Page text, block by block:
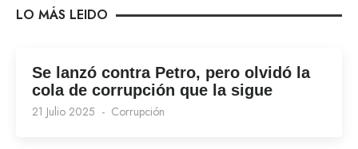
LO MÁS LEIDO
Se lanzó contra Petro, pero olvidó la
cola de corrupción que la sigue
21 Julio 2025 Corrupción